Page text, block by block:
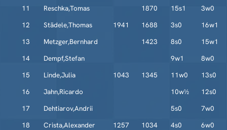
11
Reschka,Tomas 1870 15s1
3w0
12
Städele,Thomas 1941 1688 3s0
16w1
13
Metzger,Bernhard 1423 8s0
15w1
14
Dempf,Stefan 9w1
8w0
15
Linde,Julia 1043 1345 11w0
13s0
16
Jahn,Ricardo 10w½
12s0
17
Dehtiarov,Andrii 5s0
7w0
18
Crista,Alexander 1257 1034 4s0 6w0